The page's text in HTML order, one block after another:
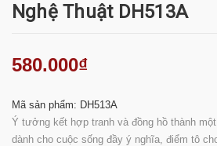
Nghệ Thuật DH513A
580.000₫
Mã sản phẩm: DH513A
Ý tưởng kết hợp tranh và đồng hồ thành
dành cho cuộc sống đầy ý nghĩa, điểm tô